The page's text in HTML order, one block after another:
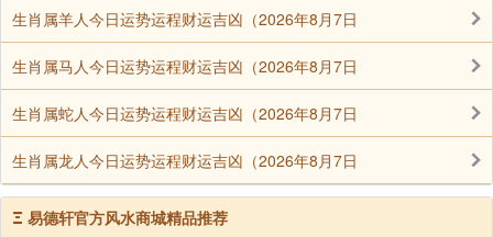
生肖属羊人今日运势运程财运吉凶（2026年8月7日
生肖属马人今日运势运程财运吉凶（2026年8月7日
生肖属蛇人今日运势运程财运吉凶（2026年8月7日
生肖属龙人今日运势运程财运吉凶（2026年8月7日
Ξ 易德轩官方风水商城精品推荐